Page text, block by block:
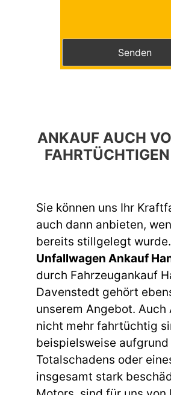
Bitte lasse dieses Feld
ANKAUF AUCH
Sie können uns Ihr
auch dann anbieten,
bereits stillgelegt
Unfallwagen Ankauf
durch Fahrzeugankauf
Davenstedt gehört
unserem Angebot. Auch
nicht mehr fahrtüchtig
beispielsweise aufgrund
Totalschadens oder
insgesamt stark